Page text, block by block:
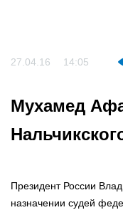
27.04.16 14:05
Мухамед
Президент России
назначении судей